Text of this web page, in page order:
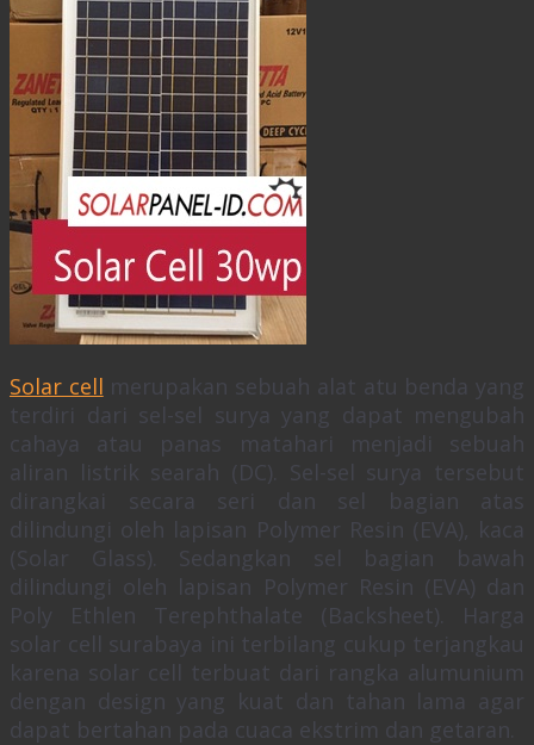
Solar cell merupakan sebuah alat atu benda yang
terdiri dari sel-sel surya yang dapat mengubah
cahaya atau panas matahari menjadi sebuah
aliran listrik searah (DC). Sel-sel surya tersebut
dirangkai secara seri dan sel bagian atas
dilindungi oleh lapisan Polymer Resin (EVA), kaca
(Solar Glass). Sedangkan sel bagian bawah
dilindungi oleh lapisan Polymer Resin (EVA) dan
Poly Ethlen Terephthalate (Backsheet). Harga
solar cell surabaya ini terbilang cukup terjangkau
karena solar cell terbuat dari rangka alumunium
dengan design yang kuat dan tahan lama agar
dapat bertahan pada cuaca ekstrim dan getaran.